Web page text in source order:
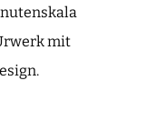
mit